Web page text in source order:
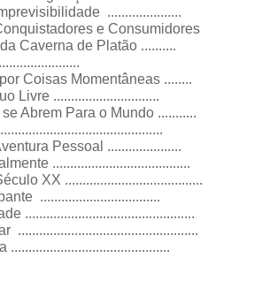
.....................
e Consumidores
Caverna de Platão ..........
Coisas Momentâneas ........
Livre ..............................
Abrem Para o Mundo ...........
Pessoal .....................
.......................................
XX .......................................
..................................
................................................